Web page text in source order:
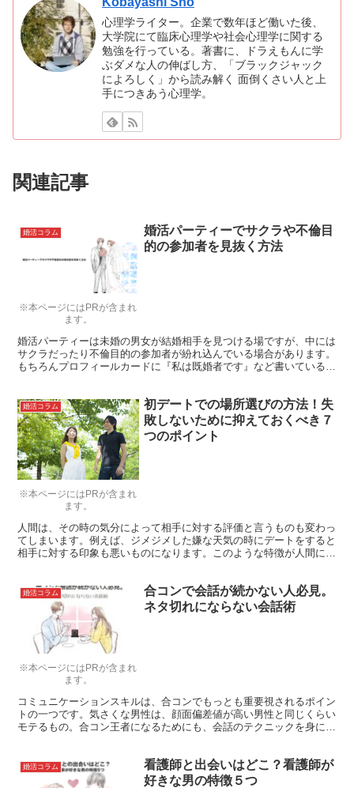
心理学ライター。企業で数年ほど働いた後、
大学院にて臨床心理学や社会心理学に関する
勉強を行っている。著書に、ドラえもんに学
ぶダメな人の伸ばし方、「ブラックジャック
によろしく」から読み解く 面倒くさい人と上
手につきあう心理学。
関連記事
※本ページにはPRが含まれ
ます。
婚活コラム
婚活パーティーでサクラや不倫目
的の参加者を見抜く方法
婚活パーティーは未婚の男女が結婚相手を見つける場ですが、中には
サクラだったり不倫目的の参加者が紛れ込んでいる場合があります。
もちろんプロフィールカードに『私は既婚者です』など書いているわ
※本ページにはPRが含まれ
ます。
婚活コラム
初デートでの場所選びの方法！失
敗しないために抑えておくべき７
つのポイント
人間は、その時の気分によって相手に対する評価と言うものも変わっ
てしまいます。例えば、ジメジメした嫌な天気の時にデートをすると
相手に対する印象も悪いものになります。このような特徴が人間には
※本ページにはPRが含まれ
ます。
婚活コラム
合コンで会話が続かない人必見。
ネタ切れにならない会話術
コミュニケーションスキルは、合コンでもっとも重要視されるポイン
トの一つです。気さくな男性は、顔面偏差値が高い男性と同じくらい
モテるもの。合コン王者になるためにも、会話のテクニックを身に付
婚活コラム
看護師と出会いはどこ？看護師が
好きな男の特徴５つ